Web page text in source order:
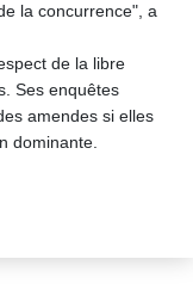
la concurrence", a
de la libre
Ses enquêtes
amendes si elles
dominante.